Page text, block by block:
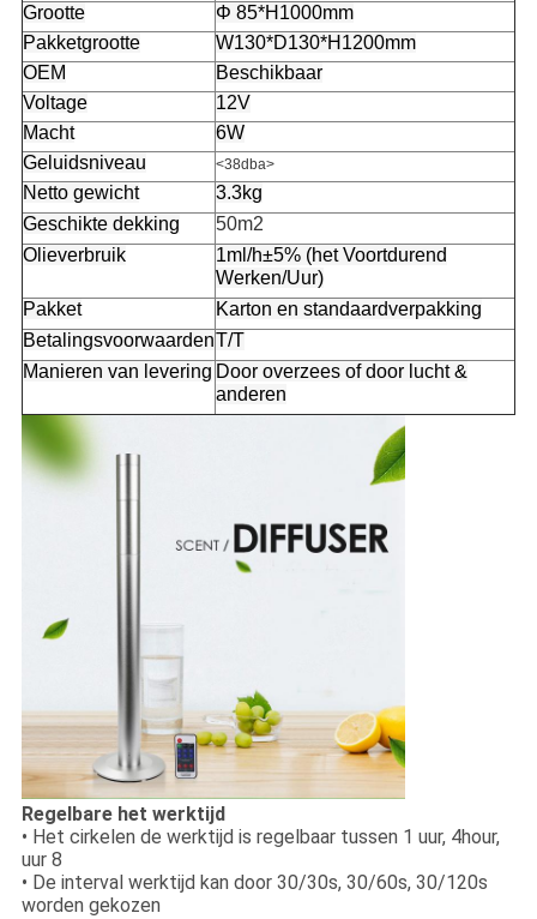
Grootte
Φ 85*H1000mm
Pakketgrootte
W130*D130*H1200mm
OEM
Beschikbaar
Voltage
12V
Macht
6W
Geluidsniveau
<38dba>
Netto gewicht
3.3kg
Geschikte dekking
50m2
Olieverbruik
1ml/h±5% (het Voortdurend
Werken/Uur)
Pakket
Karton en standaardverpakking
BetalingsvoorwaardenT/T
Manieren van levering Door overzees of door lucht &
anderen
Regelbare het werktijd
• Het cirkelen de werktijd is regelbaar tussen 1 uur, 4hour,
uur 8
• De interval werktijd kan door 30/30s, 30/60s, 30/120s
worden gekozen